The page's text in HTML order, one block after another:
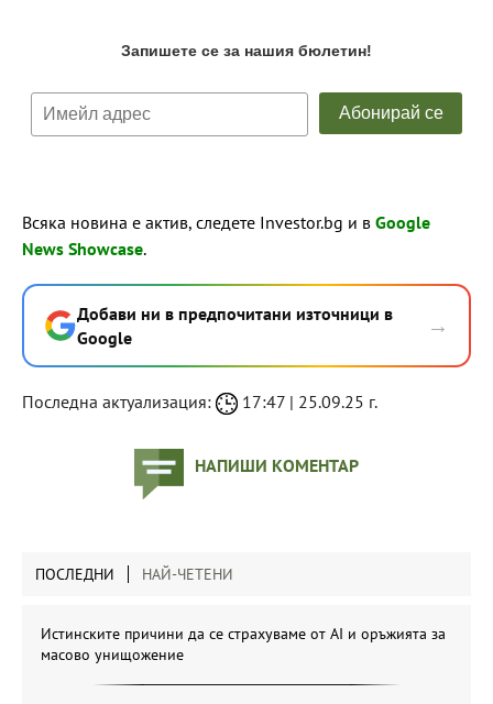
Всяка новина е актив, следете Investor.bg и в Google
News Showcase.
Добави ни в предпочитани източници в
Google
→
Последна актуализация: 17:47 | 25.09.25 г.
НАПИШИ КОМЕНТАР
ПОСЛЕДНИ НАЙ-ЧЕТЕНИ
Истинските причини да се страхуваме от AI и оръжията за
масово унищожение